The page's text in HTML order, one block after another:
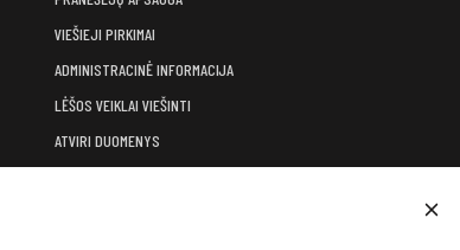
VIEŠIEJI PIRKIMAI
ADMINISTRACINĖ INFORMACIJA
LĖŠOS VEIKLAI VIEŠINTI
ATVIRI DUOMENYS